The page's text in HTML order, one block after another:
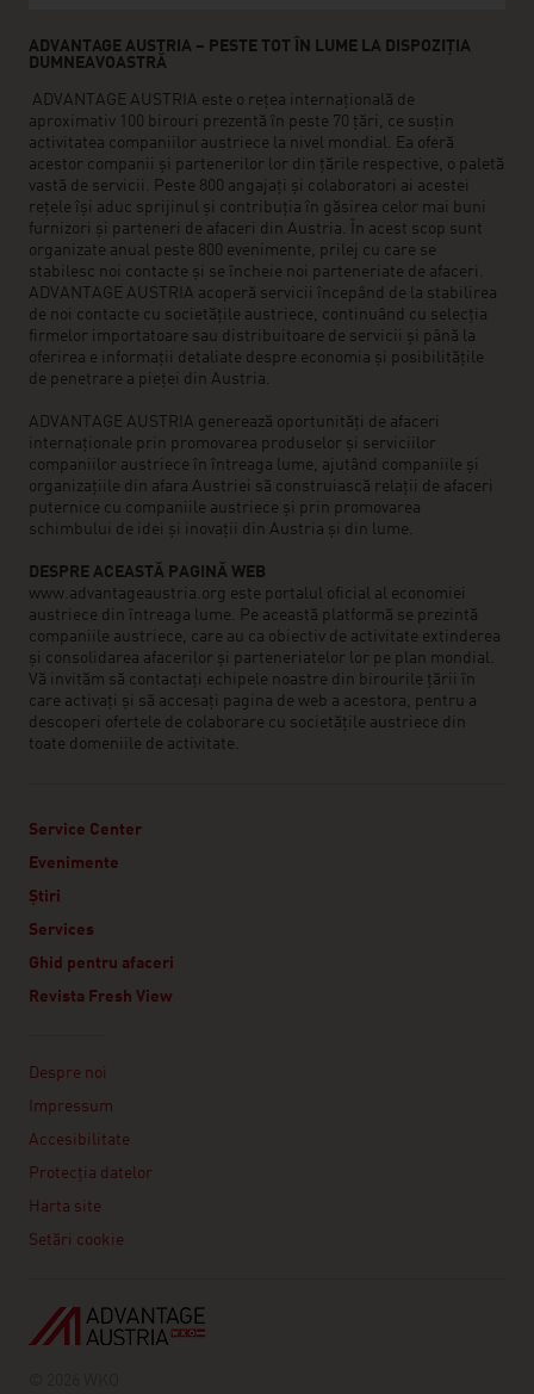
ADVANTAGE AUSTRIA – PESTE TOT ÎN LUME LA DISPOZIȚIA
DUMNEAVOASTRĂ
ADVANTAGE AUSTRIA este o rețea internațională de
aproximativ 100 birouri prezentă în peste 70 țări, ce susțin
activitatea companiilor austriece la nivel mondial. Ea oferă
acestor companii și partenerilor lor din țările respective, o paletă
vastă de servicii. Peste 800 angajați și colaboratori ai acestei
rețele își aduc sprijinul și contribuția în găsirea celor mai buni
furnizori și parteneri de afaceri din Austria. În acest scop sunt
organizate anual peste 800 evenimente, prilej cu care se
stabilesc noi contacte și se încheie noi parteneriate de afaceri.
ADVANTAGE AUSTRIA acoperă servicii începând de la stabilirea
de noi contacte cu societățile austriece, continuând cu selecția
firmelor importatoare sau distribuitoare de servicii și până la
oferirea e informații detaliate despre economia și posibilitățile
de penetrare a pieței din Austria.
ADVANTAGE AUSTRIA generează oportunități de afaceri
internaționale prin promovarea produselor și serviciilor
companiilor austriece în întreaga lume, ajutând companiile și
organizațiile din afara Austriei să construiască relații de afaceri
puternice cu companiile austriece și prin promovarea
schimbului de idei și inovații din Austria și din lume.
DESPRE ACEASTĂ PAGINĂ WEB
www.advantageaustria.org este portalul oficial al economiei
austriece din întreaga lume. Pe această platformă se prezintă
companiile austriece, care au ca obiectiv de activitate extinderea
și consolidarea afacerilor și parteneriatelor lor pe plan mondial.
Vă invităm să contactați echipele noastre din birourile țării în
care activați și să accesați pagina de web a acestora, pentru a
descoperi ofertele de colaborare cu societățile austriece din
toate domeniile de activitate.
Service Center
Evenimente
Știri
Services
Ghid pentru afaceri
Revista Fresh View
Despre noi
Impressum
Accesibilitate
Protecţia datelor
Harta site
Setări cookie